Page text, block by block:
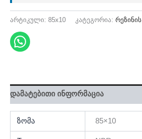
არტიკული: 85x10 კატეგორია:
დამატებითი ინფორმაცია
ზომა 85×10